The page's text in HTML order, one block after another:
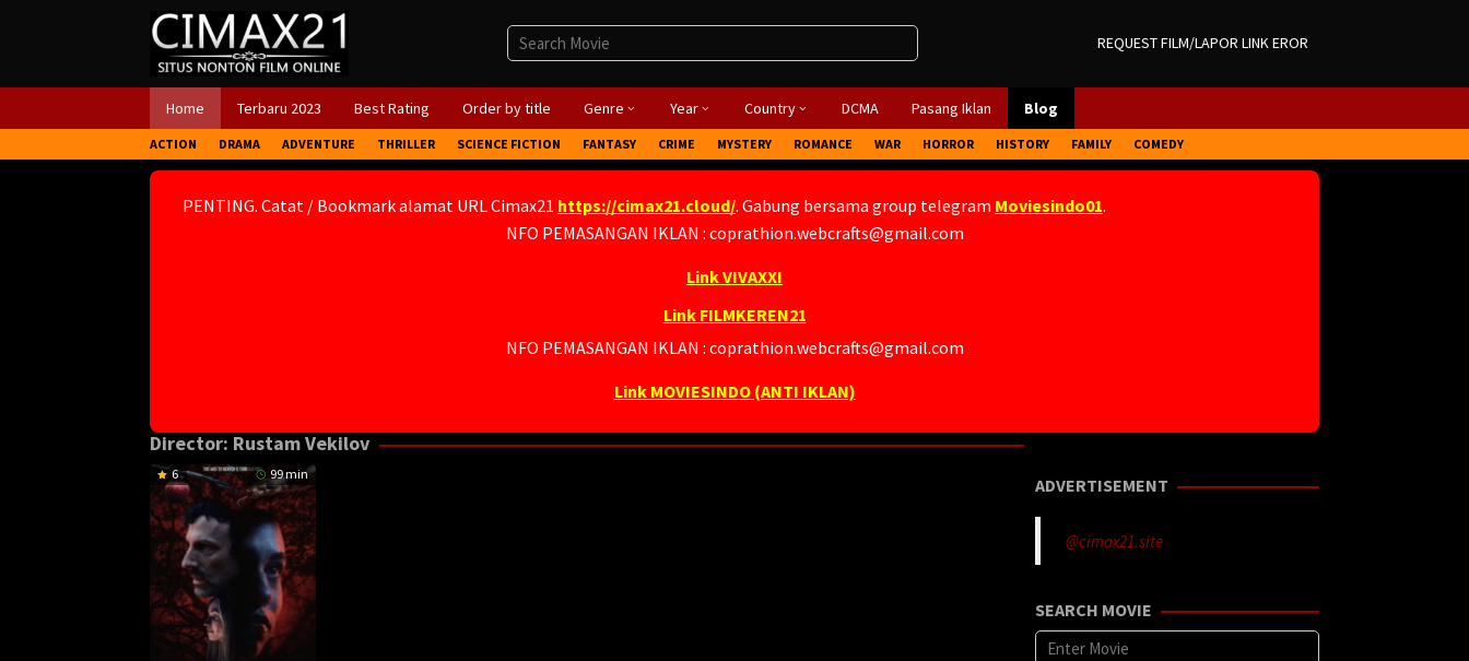
REQUEST FILM/LAPOR LINK EROR
Home Terbaru 2023 Best Rating Order by title Genre Year Country DCMA Pasang Iklan Blog
ACTION DRAMA ADVENTURE THRILLER SCIENCE FICTION FANTASY CRIME MYSTERY ROMANCE WAR HORROR HISTORY FAMILY COMEDY
PENTING. Catat / Bookmark alamat URL Cimax21 https://cimax21.cloud/ . Gabung bersama group telegram Moviesindo01.
NFO PEMASANGAN IKLAN : coprathion.webcrafts@gmail.com
Link VIVAXXI
Link FILMKEREN21
NFO PEMASANGAN IKLAN : coprathion.webcrafts@gmail.com
Link MOVIESINDO (ANTI IKLAN)
Director: Rustam Vekilov
6 99 min
ADVERTISEMENT
@cimax21.site
SEARCH MOVIE